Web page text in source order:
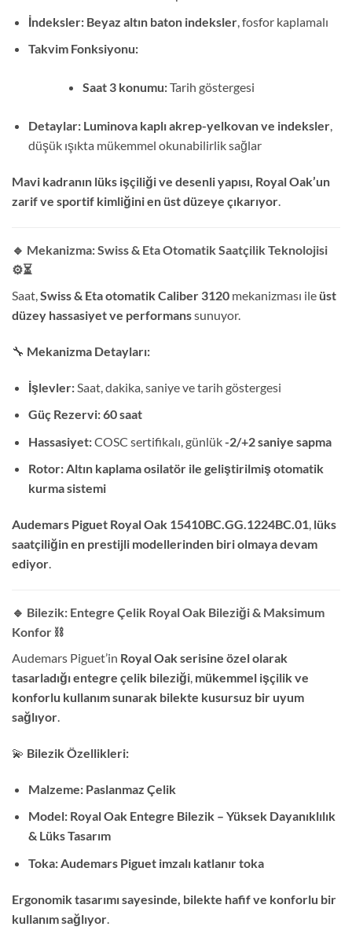
İndeksler: Beyaz altın baton indeksler, fosfor kaplamalı
Takvim Fonksiyonu:
Saat 3 konumu:Tarih göstergesi
Detaylar: Luminova kaplı akrep-yelkovan ve indeksler,
düşük ışıkta mükemmel okunabilirlik sağlar
Mavi kadranın lüks işçiliği ve desenli yapısı, Royal Oak’un
zarif ve sportif kimliğini en üst düzeye çıkarıyor.
🔹 Mekanizma: Swiss & Eta Otomatik Saatçilik Teknolojisi
⚙️⏳
Saat,Swiss & Eta otomatik Caliber 3120 mekanizması ile üst
düzey hassasiyet ve performanssunuyor.
🔧 Mekanizma Detayları:
İşlevler:Saat, dakika, saniye ve tarih göstergesi
Güç Rezervi:60 saat
Hassasiyet:COSC sertifikalı, günlük-2/+2 saniye sapma
Rotor:Altın kaplama osilatör ile geliştirilmiş otomatik
kurma sistemi
Audemars Piguet Royal Oak 15410BC.GG.1224BC.01, lüks
saatçiliğin en prestijli modellerinden biri olmaya devam
ediyor.
🔹 Bilezik: Entegre Çelik Royal Oak Bileziği & Maksimum
Konfor ⛓️
Audemars Piguet’in Royal Oak serisine özel olarak
tasarladığı entegre çelik bileziği, mükemmel işçilik ve
konforlu kullanım sunarak bilekte kusursuz bir uyum
sağlıyor.
💫 Bilezik Özellikleri:
Malzeme: Paslanmaz Çelik
Model: Royal Oak Entegre Bilezik – Yüksek Dayanıklılık
& Lüks Tasarım
Toka: Audemars Piguet imzalı katlanır toka
Ergonomik tasarımı sayesinde, bilekte hafif ve konforlu bir
kullanım sağlıyor